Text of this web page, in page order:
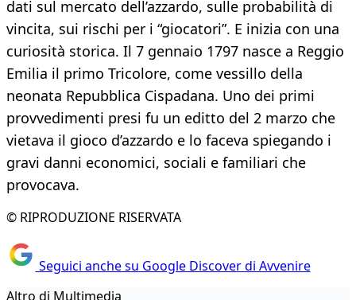
dati sul mercato dell’azzardo, sulle probabilità di
vincita, sui rischi per i “giocatori”. E inizia con una
curiosità storica. Il 7 gennaio 1797 nasce a Reggio
Emilia il primo Tricolore, come vessillo della
neonata Repubblica Cispadana. Uno dei primi
provvedimenti presi fu un editto del 2 marzo che
vietava il gioco d’azzardo e lo faceva spiegando i
gravi danni economici, sociali e familiari che
provocava.
© RIPRODUZIONE RISERVATA
Seguici anche su Google Discover di Avvenire
Altro di Multimedia